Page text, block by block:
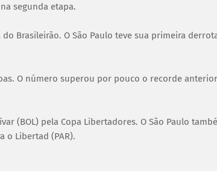
segunda etapa.
Brasileirão. O São Paulo teve sua primeira
O número superou por pouco o recorde
(BOL) pela Copa Libertadores. O São Paulo
o Libertad (PAR).